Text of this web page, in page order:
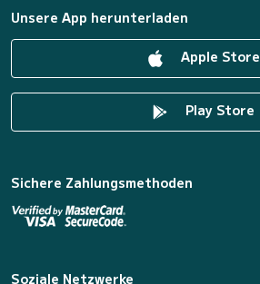
Unsere App herunterladen
Apple Store
Play Store
Sichere Zahlungsmethoden
Soziale Netzwerke